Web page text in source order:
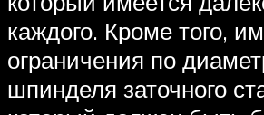
каждого. Кроме того,
ограничения по
шпинделя заточного